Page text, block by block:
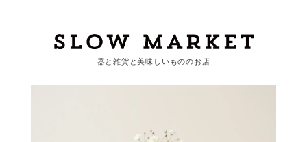
カートを見る
器と雑貨と美味しいもののお店